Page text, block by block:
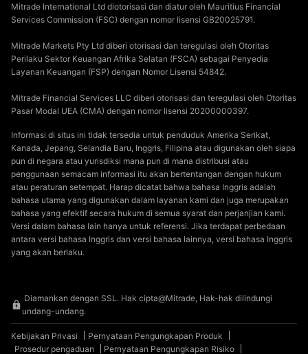
Mitrade International Ltd diotorisasi dan diatur oleh Mauritius Financial
Services Commission (FSC) dengan nomor lisensi GB20025791.
Mitrade Markets Pty Ltd diberi otorisasi dan teregulasi oleh Otoritas
Perilaku Sektor Keuangan Afrika Selatan (FSCA) sebagai Penyedia
Layanan Keuangan (FSP) dengan Nomor Lisensi 54842.
Mitrade Financial Services LLC diberi otorisasi dan teregulasi oleh Otoritas
Pasar Modal UEA (CMA) dengan nomor lisensi 20200000397.
Informasi di situs ini tidak tersedia untuk penduduk Amerika Serikat,
Kanada, Jepang, Selandia Baru, Inggris, Filipina atau digunakan oleh siapa
pun di negara atau yurisdiksi mana pun di mana distribusi atau
penggunaan semacam informasi itu akan bertentangan dengan hukum
atau peraturan setempat. Harap dicatat bahwa bahasa Inggris adalah
bahasa utama yang digunakan dalam layanan kami dan juga merupakan
bahasa yang efektif secara hukum di semua syarat dan perjanjian kami.
Versi dalam bahasa lain hanya untuk referensi. Jika terdapat perbedaan
antara versi bahasa Inggris dan versi bahasa lainnya, versi bahasa Inggris
yang akan berlaku.
Diamankan dengan SSL. Hak cipta@Mitrade, Hak-hak dilindungi
undang-undang.
Kebijakan Privasi
Pernyataan Pengungkapan Produk
Prosedur pengaduan
Pernyataan Pengungkapan Risiko